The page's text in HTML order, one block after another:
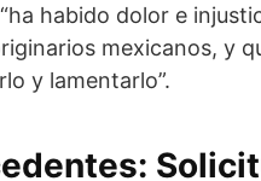
habido dolor e
mexicanos, y
y lamentarlo”.